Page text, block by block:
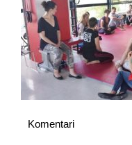
Komentari